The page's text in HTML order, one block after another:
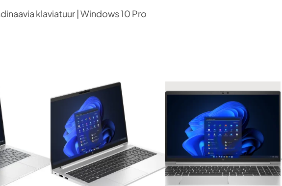
k
g
u
s
klaviatuur | Windows 10 Pro